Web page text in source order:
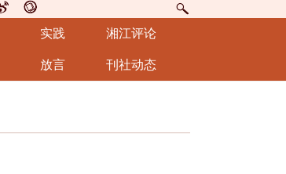
实践 湘江评论
放言 刊社动态